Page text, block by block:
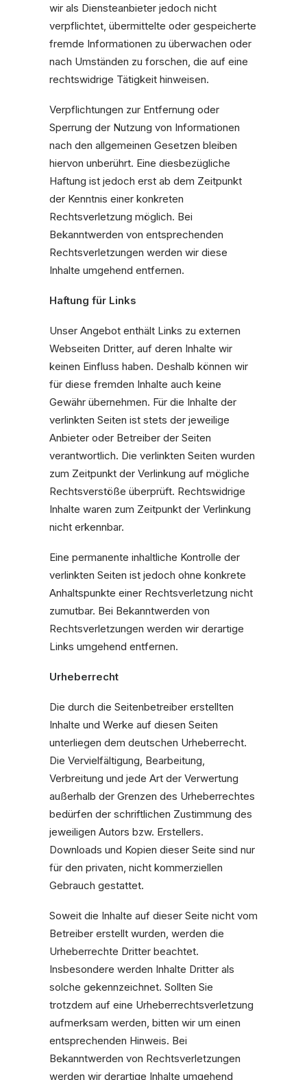
wir als Diensteanbieter jedoch nicht
verpflichtet, übermittelte oder gespeicherte
fremde Informationen zu überwachen oder
nach Umständen zu forschen, die auf eine
rechtswidrige Tätigkeit hinweisen.
Verpflichtungen zur Entfernung oder
Sperrung der Nutzung von Informationen
nach den allgemeinen Gesetzen bleiben
hiervon unberührt. Eine diesbezügliche
Haftung ist jedoch erst ab dem Zeitpunkt
der Kenntnis einer konkreten
Rechtsverletzung möglich. Bei
Bekanntwerden von entsprechenden
Rechtsverletzungen werden wir diese
Inhalte umgehend entfernen.
Haftung für Links
Unser Angebot enthält Links zu externen
Webseiten Dritter, auf deren Inhalte wir
keinen Einfluss haben. Deshalb können wir
für diese fremden Inhalte auch keine
Gewähr übernehmen. Für die Inhalte der
verlinkten Seiten ist stets der jeweilige
Anbieter oder Betreiber der Seiten
verantwortlich. Die verlinkten Seiten wurden
zum Zeitpunkt der Verlinkung auf mögliche
Rechtsverstöße überprüft. Rechtswidrige
Inhalte waren zum Zeitpunkt der Verlinkung
nicht erkennbar.
Eine permanente inhaltliche Kontrolle der
verlinkten Seiten ist jedoch ohne konkrete
Anhaltspunkte einer Rechtsverletzung nicht
zumutbar. Bei Bekanntwerden von
Rechtsverletzungen werden wir derartige
Links umgehend entfernen.
Urheberrecht
Die durch die Seitenbetreiber erstellten
Inhalte und Werke auf diesen Seiten
unterliegen dem deutschen Urheberrecht.
Die Vervielfältigung, Bearbeitung,
Verbreitung und jede Art der Verwertung
außerhalb der Grenzen des Urheberrechtes
bedürfen der schriftlichen Zustimmung des
jeweiligen Autors bzw. Erstellers.
Downloads und Kopien dieser Seite sind nur
für den privaten, nicht kommerziellen
Gebrauch gestattet.
Soweit die Inhalte auf dieser Seite nicht vom
Betreiber erstellt wurden, werden die
Urheberrechte Dritter beachtet.
Insbesondere werden Inhalte Dritter als
solche gekennzeichnet. Sollten Sie
trotzdem auf eine Urheberrechtsverletzung
aufmerksam werden, bitten wir um einen
entsprechenden Hinweis. Bei
Bekanntwerden von Rechtsverletzungen
werden wir derartige Inhalte umgehend